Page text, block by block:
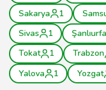
Sakarya
1
Sivas
1 Şanlıurfa
Tokat
1 Trabzon
Yalova
1 Yozgat